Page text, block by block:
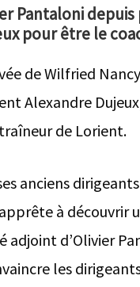
Pantaloni
pour être le
de Wilfried
Alexandre
de Lorient.
anciens
à découvrir
d’Olivier
les